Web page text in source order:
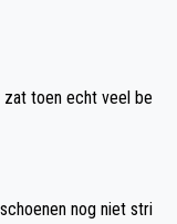
zat toen echt veel be